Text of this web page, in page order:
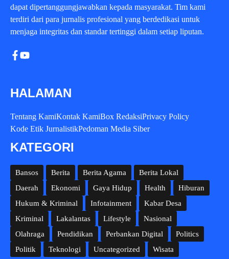
dapat dipertanggungjawabkan kepada masyarakat. Tim kami
terdiri dari para jurnalis profesional yang berdedikasi untuk
menjaga integritas dan standar tertinggi dalam setiap liputan.
HALAMAN
Tentang KamiKontak KamiBox RedaksiPrivacy Policy
Kode Etik JurnalistikPedoman Media Siber
KATEGORI
Bansos Berita Berita Agama
Berita Lokal
Daerah
Ekonomi Gaya Hidup Health
Hiburan
Hukum & Kriminal
Infotainment
Kabar Desa
Kriminal
Lakalantas Lifestyle
Nasional
Olahraga
Pendidikan Perbankan Digital
Politics
Politik
Teknologi Uncategorized Wisata